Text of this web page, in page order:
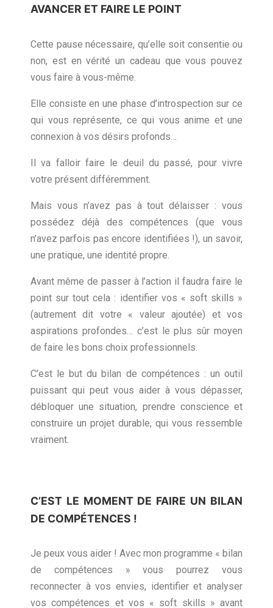
AVANCER ET FAIRE LE POINT
Cette pause nécessaire, qu’elle soit consentie ou
non, est en vérité un cadeau que vous pouvez
vous faire à vous-même.
Elle consiste en une phase d’introspection sur ce
qui vous représente, ce qui vous anime et une
connexion à vos désirs profonds…
Il va falloir faire le deuil du passé, pour vivre
votre présent différemment.
Mais vous n’avez pas à tout délaisser : vous
possédez déjà des compétences (que vous
n’avez parfois pas encore identifiées !), un savoir,
une pratique, une identité propre.
Avant même de passer à l’action il faudra faire le
point sur tout cela : identifier vos « soft skills »
(autrement dit votre « valeur ajoutée) et vos
aspirations profondes… c’est le plus sûr moyen
de faire les bons choix professionnels.
C’est le but du bilan de compétences : un outil
puissant qui peut vous aider à vous dépasser,
débloquer une situation, prendre conscience et
construire un projet durable, qui vous ressemble
vraiment.
C’EST LE MOMENT DE FAIRE UN BILAN
DE COMPÉTENCES !
Je peux vous aider ! Avec mon programme « bilan
de compétences » vous pourrez vous
reconnecter à vos envies, identifier et analyser
vos compétences et vos « soft skills » avant